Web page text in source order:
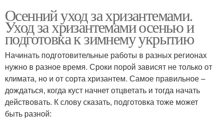
Осенний уход за хризантемами.
Уход за хризантемами осенью и
подготовка к зимнему укрытию
Начинать подготовительные работы в разных регионах
нужно в разное время. Сроки порой зависят не только от
климата, но и от сорта хризантем. Самое правильное –
дождаться, когда куст начнет отцветать и тогда начать
действовать. К слову сказать, подготовка тоже может
быть разной: